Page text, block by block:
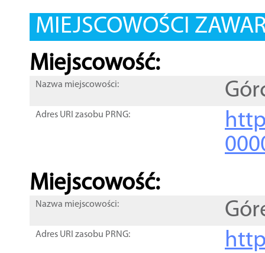
MIEJSCOWOŚCI
Miejscowość:
Nazwa miejscowości:
Adres URI zasobu PRNG:
Miejscowość:
Nazwa miejscowości:
Adres URI zasobu PRNG: